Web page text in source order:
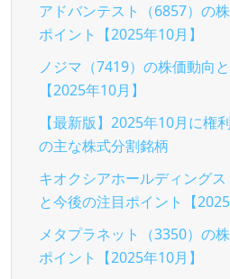
アドバンテスト（6857）の
ポイント【2025年10月】
ノジマ（7419）の株価動向
【2025年10月】
【最新版】2025年10月に権
の主な株式分割銘柄
キオクシアホールディング
と今後の注目ポイント【2025
メタプラネット（3350）の
ポイント【2025年10月】